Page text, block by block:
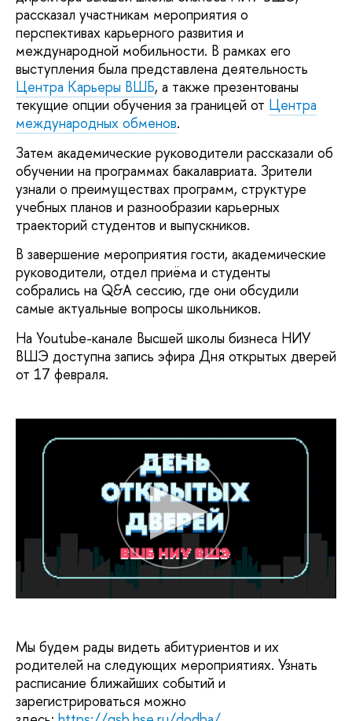
рассказал участникам мероприятия о
перспективах карьерного развития и
международной мобильности. В рамках его
выступления была представлена деятельность
Центра Карьеры ВШБ, а также презентованы
текущие опции обучения за границей от Центра
международных обменов.
Затем академические руководители рассказали об
обучении на программах бакалавриата. Зрители
узнали о преимуществах программ, структуре
учебных планов и разнообразии карьерных
траекторий студентов и выпускников.
В завершение мероприятия гости, академические
руководители, отдел приёма и студенты
собрались на Q&A сессию, где они обсудили
самые актуальные вопросы школьников.
На Youtube-канале Высшей школы бизнеса НИУ
ВШЭ доступна запись эфира Дня открытых дверей
от 17 февраля.
Мы будем рады видеть абитуриентов и их
родителей на следующих мероприятиях. Узнать
расписание ближайших событий и
зарегистрироваться можно